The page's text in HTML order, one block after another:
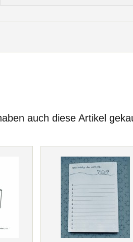
auch diese Artikel